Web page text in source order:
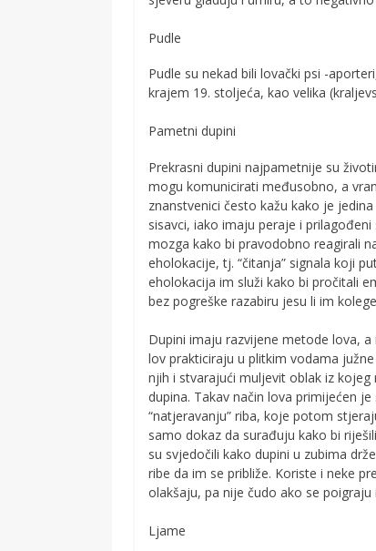
Pudle
Pudle su nekad bili lovački psi -
krajem 19. stoljeća, kao velika
Pametni dupini
Prekrasni dupini najpametnije su
mogu komunicirati međusobno, a
znanstvenici često kažu kako je
sisavci, iako imaju peraje i
mozga kako bi pravodobno reagirali
eholokacije, tj. “čitanja” signala koji
eholokacija im služi kako bi pročitali
bez pogreške razabiru jesu li im
Dupini imaju razvijene metode lova,
lov prakticiraju u plitkim vodama
njih i stvarajući muljevit oblak iz
dupina. Takav način lova primijećen
“natjeravanju” riba, koje potom
samo dokaz da surađuju kako bi
su svjedočili kako dupini u zubima
ribe da im se približe. Koriste i neke
olakšaju, pa nije čudo ako se
Ljame